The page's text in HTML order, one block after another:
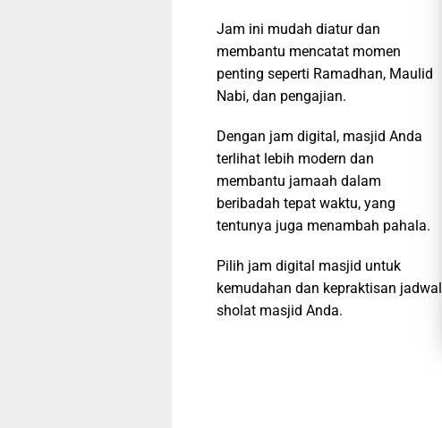
Jam ini mudah diatur dan
membantu mencatat momen
penting seperti Ramadhan, Maulid
Nabi, dan pengajian.
Dengan jam digital, masjid Anda
terlihat lebih modern dan
membantu jamaah dalam
beribadah tepat waktu, yang
tentunya juga menambah pahala.
Pilih jam digital masjid untuk
kemudahan dan kepraktisan jadwal
sholat masjid Anda.